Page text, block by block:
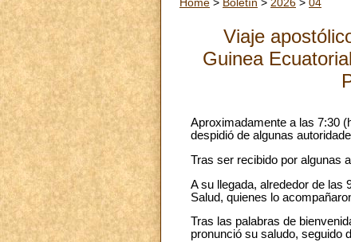
Viaje
Guinea
Aproximadamente a las 7:30
despidió de algunas
Tras ser recibido por algunas
A su llegada, alrededor de las
Salud, quienes lo
Tras las palabras de
pronunció su saludo, seguido